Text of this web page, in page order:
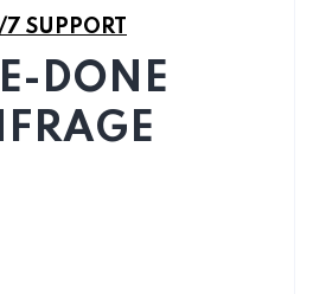
SUPPORT
DONE